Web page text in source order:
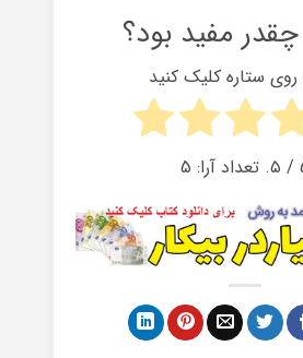
مفید بود؟
روی ستاره کلیک کنید
/ ۵. تعداد آرا: 5